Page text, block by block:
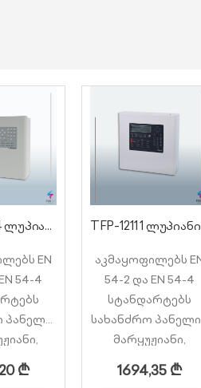
TFP-2214 4 ლუპიანი სამისამართო სახანძრო პანელი 508 მისამართზე
EN
54-4
პანელი
₾
აკმაყოფილებს
54-2 და EN 54-4
სტანდარტებს
სახანძრო პანელი
მარყუჟიანი,
მაქსიმალური
მოწყობილობების
1694,35₾